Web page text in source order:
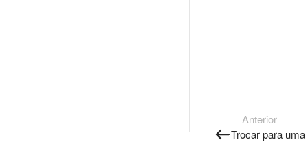
Anterior
Trocar para